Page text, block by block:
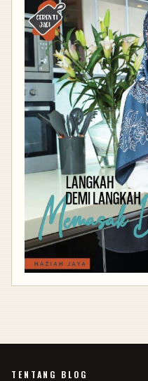
TENTANG BLOG